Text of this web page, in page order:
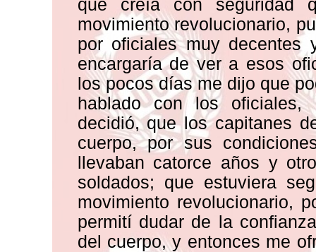
que creía con seguridad
movimiento revolucionario,
por oficiales muy decentes
encargaría de ver a esos
los pocos días me dijo que
hablado con los oficiales,
decidió, que los capitanes
cuerpo, por sus
llevaban catorce años y
soldados; que estuviera
movimiento revolucionario,
permití dudar de la
del cuerpo, y entonces me